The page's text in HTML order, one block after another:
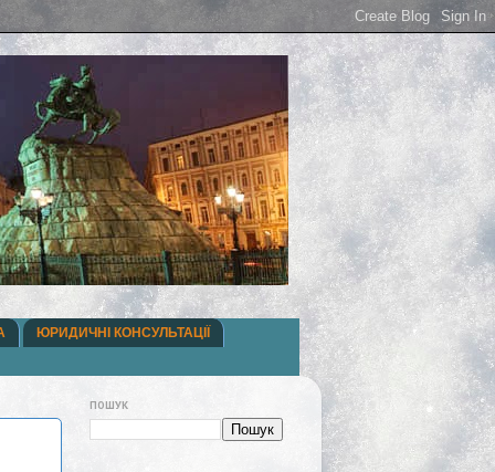
ЮРИДИЧНІ КОНСУЛЬТАЦІЇ
ПОШУК